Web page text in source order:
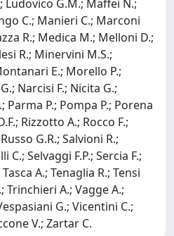
Ludovico G.M.; Maffei N.;
C.; Manieri C.; Marconi
R.; Medica M.; Melloni D.;
R.; Minervini M.S.;
E.; Morello P.;
Narcisi F.; Nicita G.;
Parma P.; Pompa P.; Porena
Rizzotto A.; Rocco F.;
G.R.; Salvioni R.;
C.; Selvaggi F.P.; Sercia F.;
A.; Tenaglia R.; Tensi
Trinchieri A.; Vagge A.;
G.; Vicentini C.;
V.; Zartar C.